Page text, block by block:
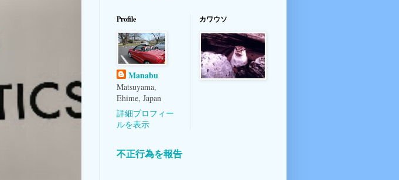
Profile
Manabu
Matsuyama,
Ehime, Japan
詳細プロフィー
ルを表示
カワウソ
不正行為を報告